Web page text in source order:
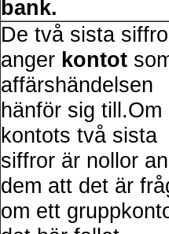
bank.
De två sista
anger kontot
affärshändelsen
hänför sig till.Om
kontots två sista
siffror är nollor
dem att det är
om ett